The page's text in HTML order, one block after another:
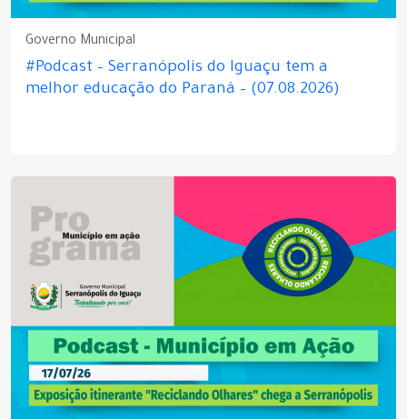
Governo Municipal
#Podcast – Serranópolis do Iguaçu tem a
melhor educação do Paraná – (07.08.2026)